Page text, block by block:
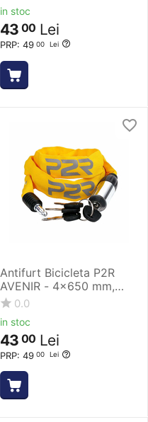
in stoc
PRP: 49 00 Lei
43 00 Lei
Antifurt Bicicleta P2R
AVENIR - 4x650 mm,
Galben
0.0
in stoc
PRP: 49 00 Lei
43 00 Lei